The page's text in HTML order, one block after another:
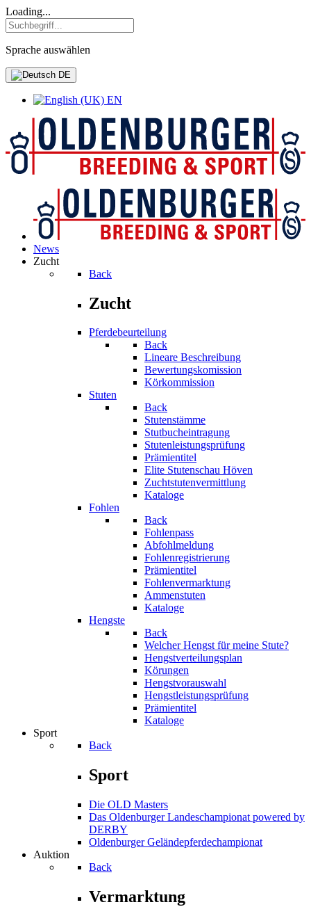
Loading...
Sprache auswählen
DE
EN
News
Zucht
Back
Zucht
Pferdebeurteilung
Back
Lineare Beschreibung
Bewertungskomission
Körkommission
Stuten
Back
Stutenstämme
Stutbucheintragung
Stutenleistungsprüfung
Prämientitel
Elite Stutenschau Höven
Zuchtstutenvermittlung
Kataloge
Fohlen
Back
Fohlenpass
Abfohlmeldung
Fohlenregistrierung
Prämientitel
Fohlenvermarktung
Ammenstuten
Kataloge
Hengste
Back
Welcher Hengst für meine Stute?
Hengstverteilungsplan
Körungen
Hengstvorauswahl
Hengstleistungsprüfung
Prämientitel
Kataloge
Sport
Back
Sport
Die OLD Masters
Das Oldenburger Landeschampionat powered by
DERBY
Oldenburger Geländepferde­championat
Auktion
Back
Vermarktung